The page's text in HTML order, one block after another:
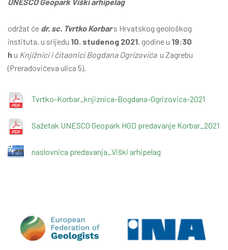
održat će dr. sc. Tvrtko Korbars Hrvatskog geološkog
instituta, u srijedu 10. studenog 2021 . godine u 19:30
hu Knjižnici i čitaonici Bogdana Ogrizovića u Zagrebu
(Preradovićeva ulica 5).
Tvrtko-Korbar_knjiznica-Bogdana-Ogrizovica-2021
Sažetak UNESCO Geopark HGD predavanje Korbar_2021
naslovnica predavanja_Viški arhipelag